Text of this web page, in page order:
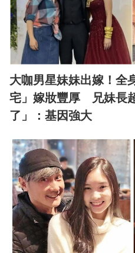
大咖男星妹妹出嫁！全
宅」嫁妝豐厚 兄妹長
了」：基因強大